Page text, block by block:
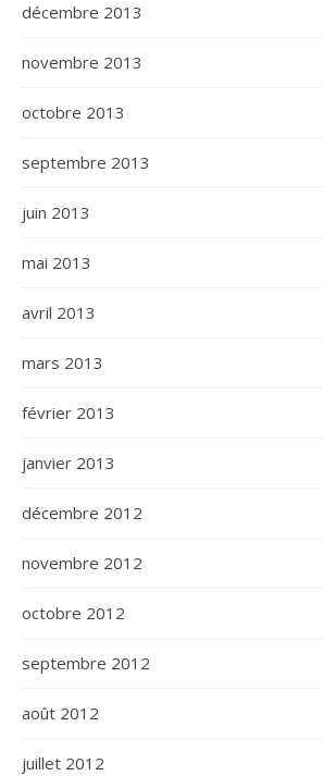
décembre 2013
novembre 2013
octobre 2013
septembre 2013
juin 2013
mai 2013
avril 2013
mars 2013
février 2013
janvier 2013
décembre 2012
novembre 2012
octobre 2012
septembre 2012
août 2012
juillet 2012